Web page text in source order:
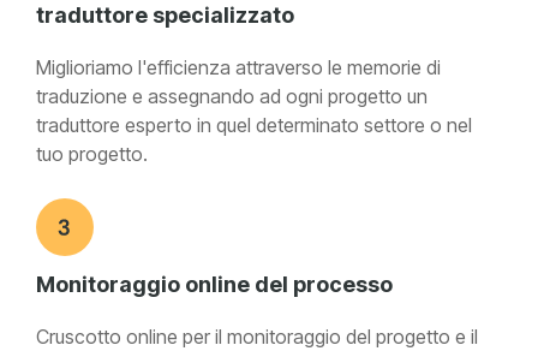
traduttore specializzato
Miglioriamo l'efficienza attraverso le memorie di
traduzione e assegnando ad ogni progetto un
traduttore esperto in quel determinato settore o nel
tuo progetto.
Monitoraggio online del processo
Cruscotto online per il monitoraggio del progetto e il